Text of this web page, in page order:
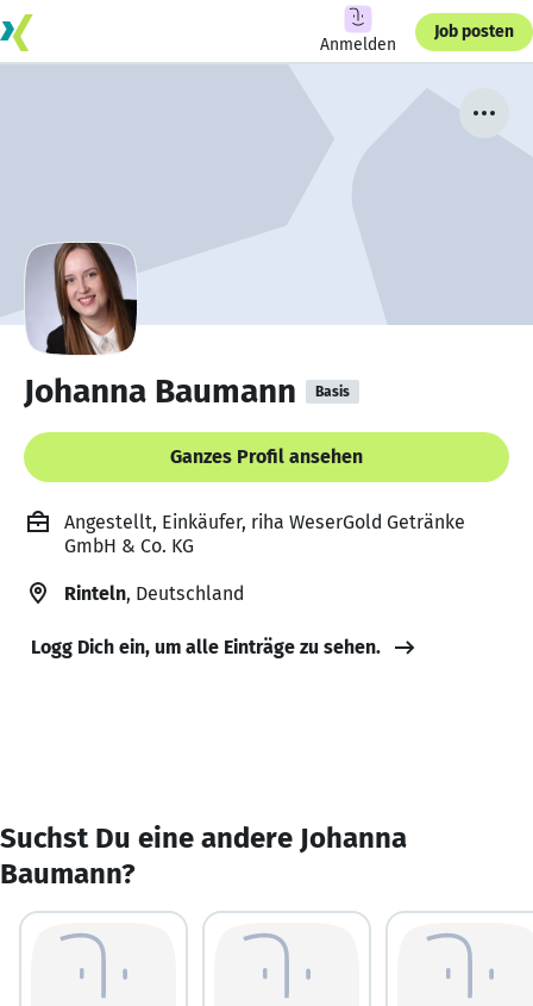
Anmelden
Job posten
Johanna Baumann Basis
Ganzes Profil ansehen
Angestellt, Einkäufer, riha WeserGold Getränke
GmbH & Co. KG
Rinteln, Deutschland
Logg Dich ein, um alle Einträge zu sehen.
Suchst Du eine andere Johanna
Baumann?